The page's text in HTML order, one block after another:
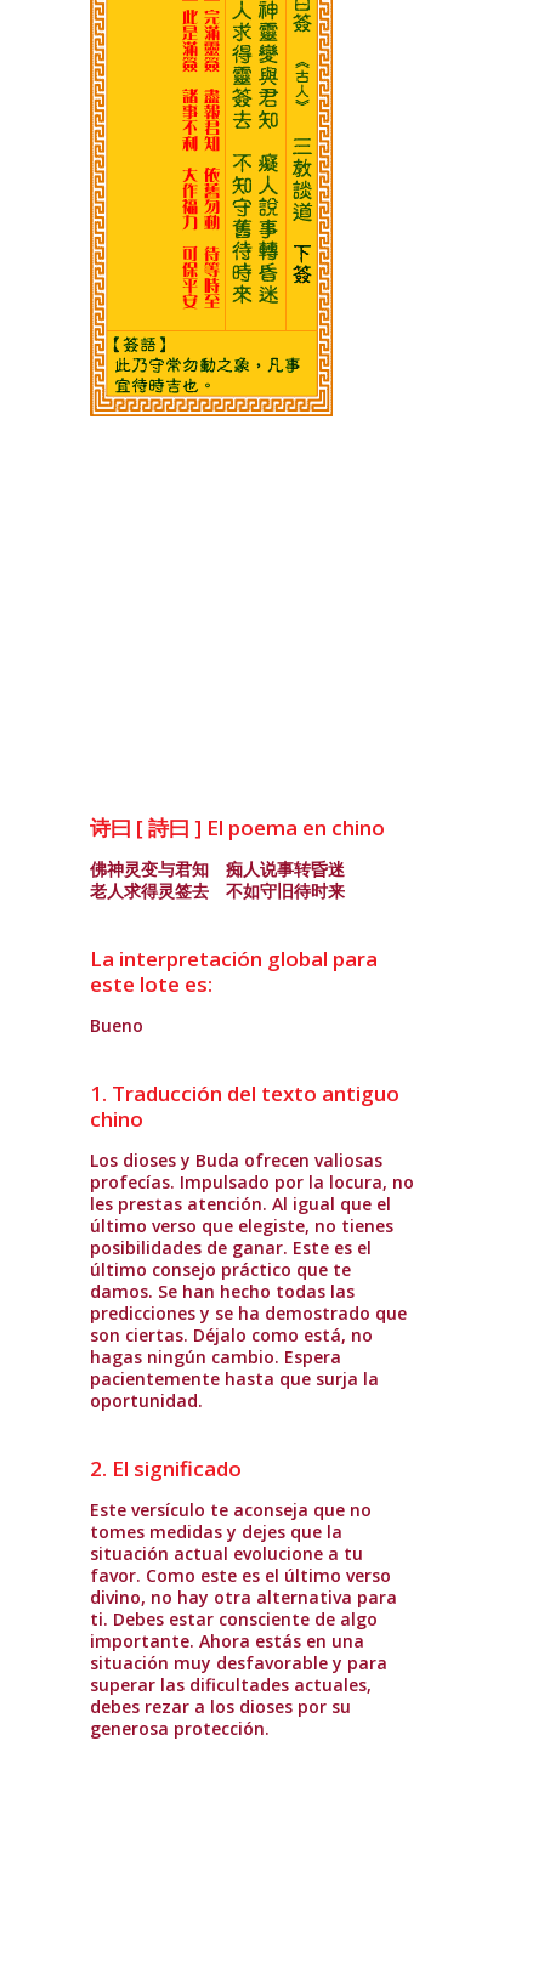
诗曰 [ 詩曰 ] El poema en chino
佛神灵变与君知 痴人说事转昏迷
老人求得灵签去 不如守旧待时来
La interpretación global para
este lote es:
Bueno
1. Traducción del texto antiguo
chino
Los dioses y Buda ofrecen valiosas
profecías. Impulsado por la locura, no
les prestas atención. Al igual que el
último verso que elegiste, no tienes
posibilidades de ganar. Este es el
último consejo práctico que te
damos. Se han hecho todas las
predicciones y se ha demostrado que
son ciertas. Déjalo como está, no
hagas ningún cambio. Espera
pacientemente hasta que surja la
oportunidad.
2. El significado
Este versículo te aconseja que no
tomes medidas y dejes que la
situación actual evolucione a tu
favor. Como este es el último verso
divino, no hay otra alternativa para
ti. Debes estar consciente de algo
importante. Ahora estás en una
situación muy desfavorable y para
superar las dificultades actuales,
debes rezar a los dioses por su
generosa protección.